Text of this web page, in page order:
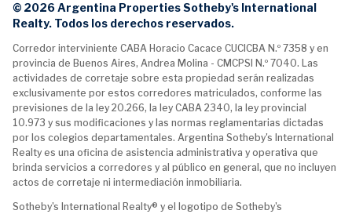
© 2026 Argentina Properties Sotheby's International
Realty. Todos los derechos reservados.
Corredor interviniente CABA Horacio Cacace CUCICBA N.º 7358 y en
provincia de Buenos Aires, Andrea Molina - CMCPSI N.º 7040. Las
actividades de corretaje sobre esta propiedad serán realizadas
exclusivamente por estos corredores matriculados, conforme las
previsiones de la ley 20.266, la ley CABA 2340, la ley provincial
10.973 y sus modificaciones y las normas reglamentarias dictadas
por los colegios departamentales. Argentina Sotheby's International
Realty es una oficina de asistencia administrativa y operativa que
brinda servicios a corredores y al público en general, que no incluyen
actos de corretaje ni intermediación inmobiliaria.
Sotheby's International Realty® y el logotipo de Sotheby's